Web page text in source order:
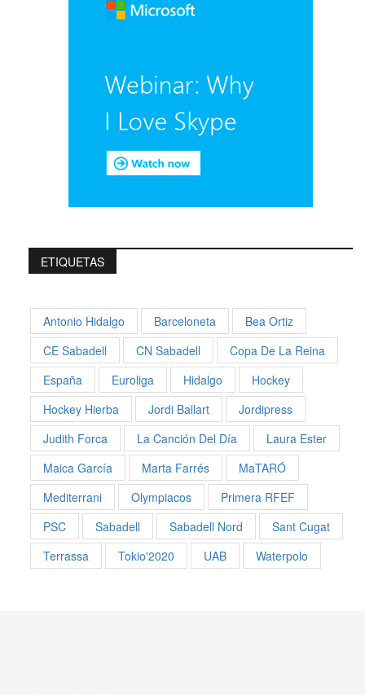
ETIQUETAS
Antonio Hidalgo Barceloneta
Bea Ortiz
CE Sabadell
CN Sabadell
Copa De La Reina
España
Euroliga Hidalgo
Hockey
Hockey Hierba
Jordi Ballart
Jordipress
Judith Forca
La Canción Del Día
Laura Ester
Maica García
Marta Farrés
MaTARÓ
Mediterrani
Olympiacos
Primera RFEF
PSC
Sabadell Sabadell Nord
Sant Cugat
Terrassa
Tokio'2020 UAB Waterpolo